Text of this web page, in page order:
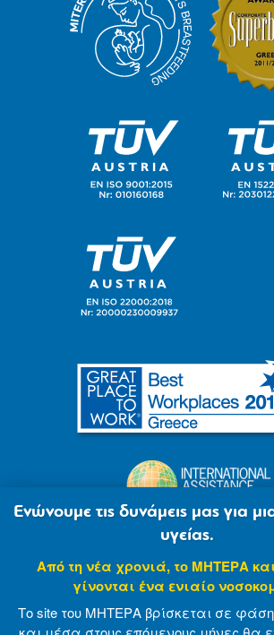
Ενώνουμε τις δυνάμεις μας για
υγείας.
Από τη νέα χρονιά, το ΜΗΤΕΡΑ
γίνονται ένα ενιαίο
Το site του ΜΗΤΕΡΑ βρίσκεται σε